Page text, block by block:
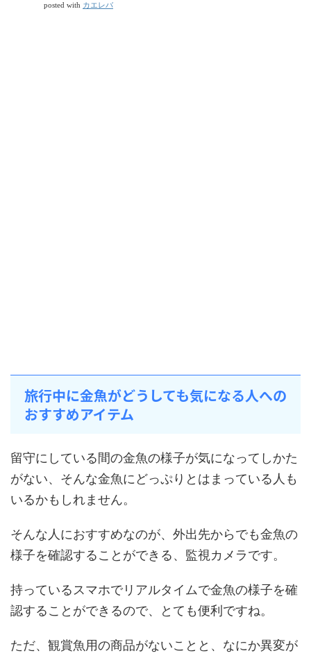
posted with カエレバ
旅行中に金魚がどうしても気になる人への
おすすめアイテム
留守にしている間の金魚の様子が気になってしかた
がない、そんな金魚にどっぷりとはまっている人も
いるかもしれません。
そんな人におすすめなのが、外出先からでも金魚の
様子を確認することができる、監視カメラです。
持っているスマホでリアルタイムで金魚の様子を確
認することができるので、とても便利ですね。
ただ、観賞魚用の商品がないことと、なにか異変が